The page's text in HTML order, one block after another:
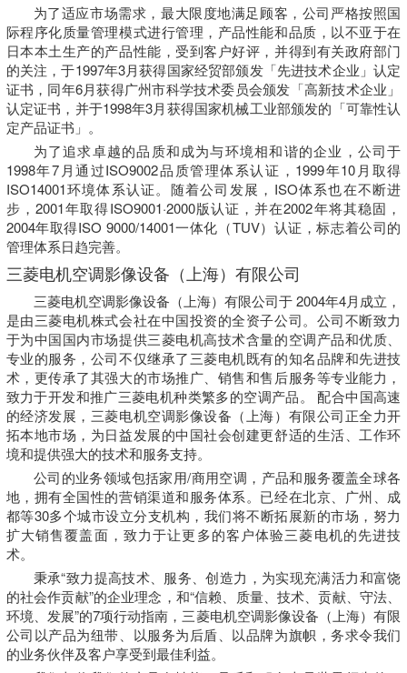
为了适应市场需求，最大限度地满足顾客，公司严格按照国
际程序化质量管理模式进行管理，产品性能和品质，以不亚于在
日本本土生产的产品性能，受到客户好评，并得到有关政府部门
的关注，于1997年3月获得国家经贸部颁发「先进技术企业」认定
证书，同年6月获得广州市科学技术委员会颁发「高新技术企业」
认定证书，并于1998年3月获得国家机械工业部颁发的「可靠性认
定产品证书」。
为了追求卓越的品质和成为与环境相和谐的企业，公司于
1998年7月通过ISO9002品质管理体系认证，1999年10月取得
ISO14001环境体系认证。随着公司发展，ISO体系也在不断进
步，2001年取得ISO9001·2000版认证，并在2002年将其稳固，
2004年取得ISO 9000/14001一体化（TUV）认证，标志着公司的
管理体系日趋完善。
三菱电机空调影像设备（上海）有限公司
三菱电机空调影像设备（上海）有限公司于 2004年4月成立，
是由三菱电机株式会社在中国投资的全资子公司。公司不断致力
于为中国国内市场提供三菱电机高技术含量的空调产品和优质、
专业的服务，公司不仅继承了三菱电机既有的知名品牌和先进技
术，更传承了其强大的市场推广、销售和售后服务等专业能力，
致力于开发和推广三菱电机种类繁多的空调产品。 配合中国高速
的经济发展，三菱电机空调影像设备（上海）有限公司正全力开
拓本地市场，为日益发展的中国社会创建更舒适的生活、工作环
境和提供强大的技术和服务支持。
公司的业务领域包括家用/商用空调，产品和服务覆盖全球各
地，拥有全国性的营销渠道和服务体系。已经在北京、广州、成
都等30多个城市设立分支机构，我们将不断拓展新的市场，努力
扩大销售覆盖面，致力于让更多的客户体验三菱电机的先进技
术。
秉承“致力提高技术、服务、创造力，为实现充满活力和富饶
的社会作贡献”的企业理念，和“信赖、质量、技术、贡献、守法、
环境、发展”的7项行动指南，三菱电机空调影像设备（上海）有限
公司以产品为纽带、以服务为后盾、以品牌为旗帜，务求令我们
的业务伙伴及客户享受到最佳利益。